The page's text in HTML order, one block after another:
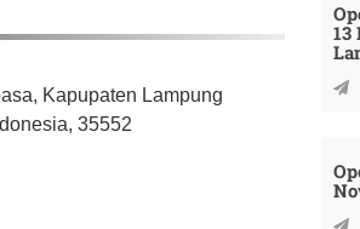
Kapupaten Lampung
35552
13